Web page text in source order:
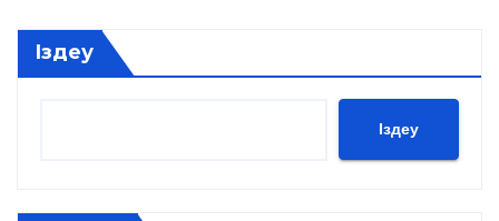
Іздеу
Іздеу